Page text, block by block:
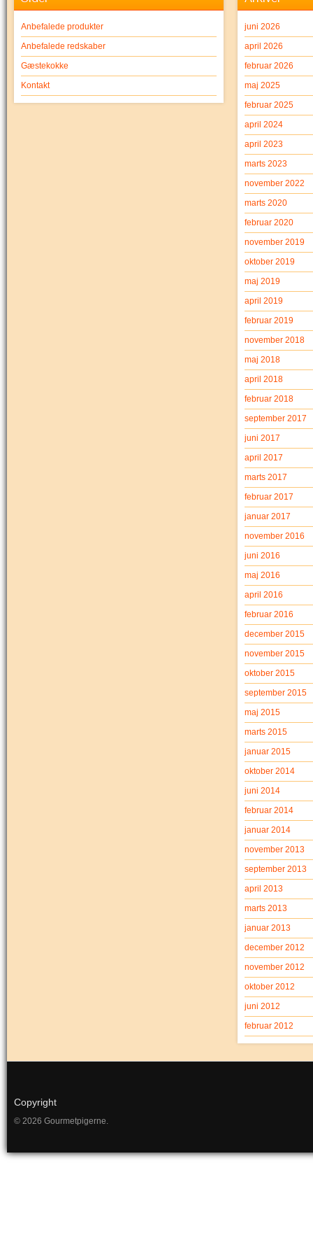
Anbefalede produkter
Anbefalede redskaber
Gæstekokke
Kontakt
juni 2026
april 2026
februar 2026
maj 2025
februar 2025
april 2024
april 2023
marts 2023
november 2022
marts 2020
februar 2020
november 2019
oktober 2019
maj 2019
april 2019
februar 2019
november 2018
maj 2018
april 2018
februar 2018
september 2017
juni 2017
april 2017
marts 2017
februar 2017
januar 2017
november 2016
juni 2016
maj 2016
april 2016
februar 2016
december 2015
november 2015
oktober 2015
september 2015
maj 2015
marts 2015
januar 2015
oktober 2014
juni 2014
februar 2014
januar 2014
november 2013
september 2013
april 2013
marts 2013
januar 2013
december 2012
november 2012
oktober 2012
juni 2012
februar 2012
Copyright
© 2026 Gourmetpigerne.